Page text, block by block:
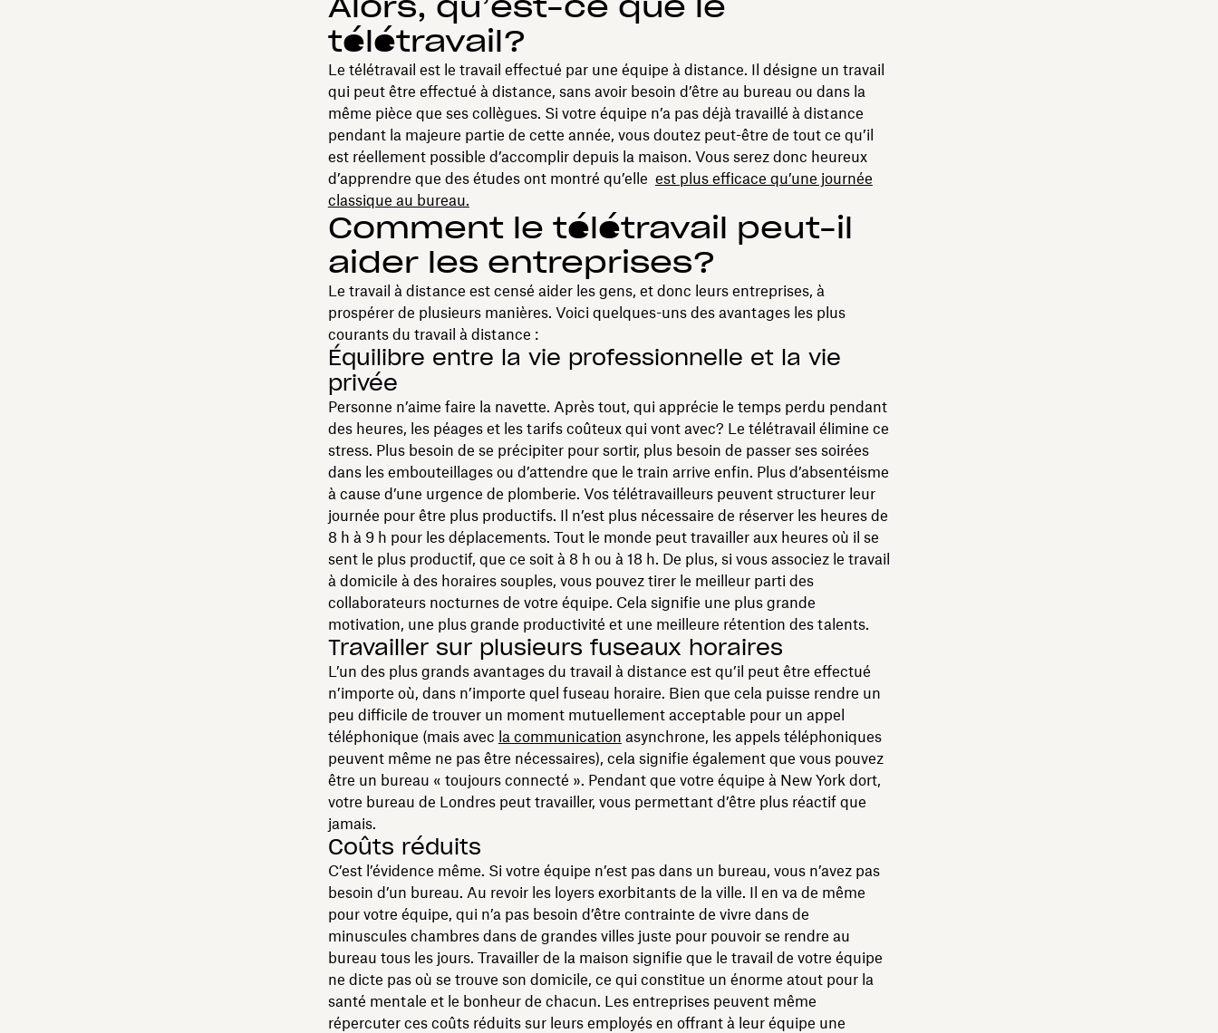
télétravail?
Le télétravail est le travail effectué par une équipe à distance. Il désigne un travail
qui peut être effectué à distance, sans avoir besoin d’être au bureau ou dans la
même pièce que ses collègues. Si votre équipe n’a pas déjà travaillé à distance
pendant la majeure partie de cette année, vous doutez peut-être de tout ce qu’il
est réellement possible d’accomplir depuis la maison. Vous serez donc heureux
d’apprendre que des études ont montré qu’elle est plus efficace qu’une journée
classique au bureau.
Comment le télétravail peut-il
aider les entreprises?
Le travail à distance est censé aider les gens, et donc leurs entreprises, à
prospérer de plusieurs manières. Voici quelques-uns des avantages les plus
courants du travail à distance :
Équilibre entre la vie professionnelle et la vie
privée
Personne n’aime faire la navette. Après tout, qui apprécie le temps perdu pendant
des heures, les péages et les tarifs coûteux qui vont avec? Le télétravail élimine ce
stress. Plus besoin de se précipiter pour sortir, plus besoin de passer ses soirées
dans les embouteillages ou d’attendre que le train arrive enfin. Plus d’absentéisme
à cause d’une urgence de plomberie. Vos télétravailleurs peuvent structurer leur
journée pour être plus productifs. Il n’est plus nécessaire de réserver les heures de
8 h à 9 h pour les déplacements. Tout le monde peut travailler aux heures où il se
sent le plus productif, que ce soit à 8 h ou à 18 h. De plus, si vous associez le travail
à domicile à des horaires souples, vous pouvez tirer le meilleur parti des
collaborateurs nocturnes de votre équipe. Cela signifie une plus grande
motivation, une plus grande productivité et une meilleure rétention des talents.
Travailler sur plusieurs fuseaux horaires
L’un des plus grands avantages du travail à distance est qu’il peut être effectué
n’importe où, dans n’importe quel fuseau horaire. Bien que cela puisse rendre un
peu difficile de trouver un moment mutuellement acceptable pour un appel
téléphonique (mais avec la communication asynchrone, les appels téléphoniques
peuvent même ne pas être nécessaires), cela signifie également que vous pouvez
être un bureau « toujours connecté ». Pendant que votre équipe à New York dort,
votre bureau de Londres peut travailler, vous permettant d’être plus réactif que
jamais.
Coûts réduits
C’est l’évidence même. Si votre équipe n’est pas dans un bureau, vous n’avez pas
besoin d’un bureau. Au revoir les loyers exorbitants de la ville. Il en va de même
pour votre équipe, qui n’a pas besoin d’être contrainte de vivre dans de
minuscules chambres dans de grandes villes juste pour pouvoir se rendre au
bureau tous les jours. Travailler de la maison signifie que le travail de votre équipe
ne dicte pas où se trouve son domicile, ce qui constitue un énorme atout pour la
santé mentale et le bonheur de chacun. Les entreprises peuvent même
répercuter ces coûts réduits sur leurs employés en offrant à leur équipe une